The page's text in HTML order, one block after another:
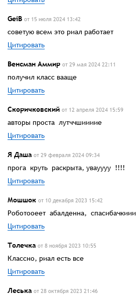
GeiB от 15 июля 2024 13:42
советую всем это риал работает
Цитировать
Венсман Аммир от 29 мая 2024 22:11
получил класс вааще
Цитировать
Скоричковский от 12 апреля 2024 15:59
авторы проста лутччшиииие
Цитировать
Я Даша от 29 февраля 2024 09:34
прога круть раскрыта, увауууу !!!!
Цитировать
Мошшок от 10 декабря 2023 15:42
Роботооеет абалденна,
Цитировать
Толечка от 8 ноября 2023 10:55
Классно, риал есть все
Цитировать
Леська от 28 октября 2023 21:46